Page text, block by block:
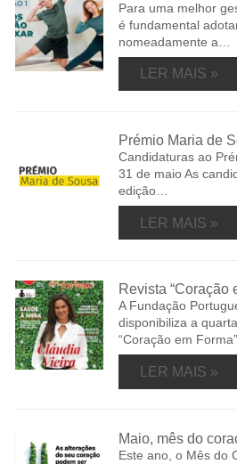
Para uma melhor
é fundamental
nomeadamente a…
LER MAIS »
Prémio Maria de
Candidaturas ao
31 de maio As
edição…
LER MAIS »
Revista “Coração
A Fundação
disponibiliza a
“Coração em
LER MAIS »
Maio, mês do
Este ano, o Mês do